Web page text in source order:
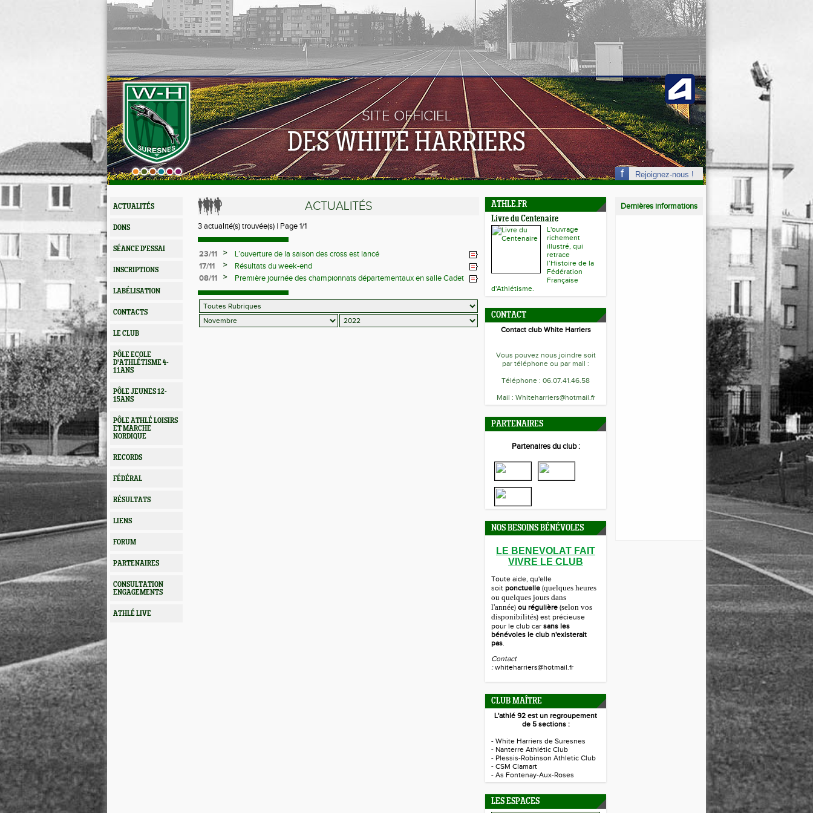
SITE OFFICIEL
DES WHITE HARRIERS
ACTUALITÉS
DONS
SÉANCE D'ESSAI
INSCRIPTIONS
LABÉLISATION
CONTACTS
LE CLUB
PÔLE ECOLE
D'ATHLÉTISME 4-
11ANS
PÔLE JEUNES 12-
15ANS
PÔLE ATHLÉ LOISIRS
ET MARCHE
NORDIQUE
RECORDS
FÉDÉRAL
RÉSULTATS
LIENS
FORUM
PARTENAIRES
CONSULTATION
ENGAGEMENTS
ATHLÉ LIVE
ACTUALITÉS
3 actualité(s) trouvée(s) | Page 1/1
23/11 >
L’ouverture de la saison des cross est lancé
17/11
>
Résultats du week-end
08/11
>
Première journée des championnats départementaux en salle Cadet
ATHLE.FR
Livre du Centenaire
L'ouvrage
richement
illustré, qui
retrace
l’Histoire de la
Fédération
Française
d'Athlétisme.
CONTACT
Contact club White Harriers
Vous pouvez nous joindre soit
par téléphone ou par mail :
Téléphone : 06.07.41.46.58
Mail : Whiteharriers@hotmail.fr
PARTENAIRES
Partenaires du club :
NOS BESOINS BÉNÉVOLES
LE BENEVOLAT FAIT
VIVRE LE CLUB
Toute aide, qu'elle
soit ponctuelle (quelques heures
ou quelques jours dans
l'année) ou régulière (selon vos
disponibilités) est précieuse
pour le club car sans les
bénévoles le club n'existerait
pas.
Contact
:whiteharriers@hotmail.fr
CLUB MAÎTRE
L'athlé 92 est un regroupement
de 5 sections :
- White Harriers de Suresnes
- Nanterre Athlétic Club
- Plessis-Robinson Athletic Club
- CSM Clamart
- As Fontenay-Aux-Roses
LES ESPACES
Rejoignez-nous !
Dernières informations